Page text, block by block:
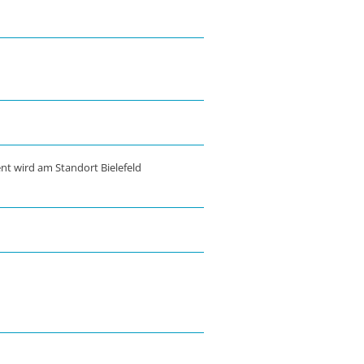
wird am Standort Bielefeld